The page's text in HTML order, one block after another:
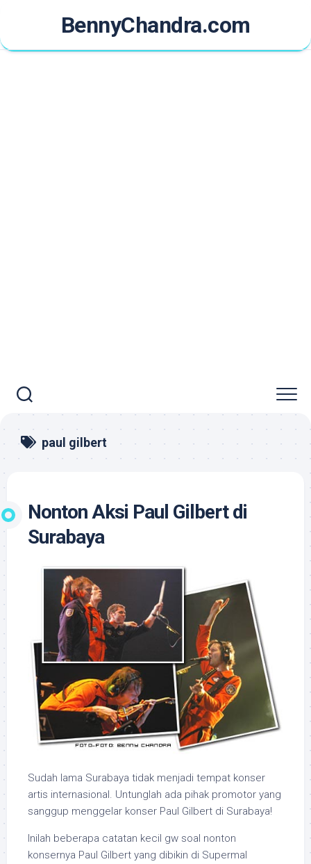
content
BennyChandra.com
paul gilbert
Nonton Aksi Paul Gilbert di
Surabaya
Sudah lama Surabaya tidak menjadi tempat konser
artis internasional. Untunglah ada pihak promotor yang
sanggup menggelar konser Paul Gilbert di Surabaya!
Inilah beberapa catatan kecil gw soal nonton
konsernya Paul Gilbert yang dibikin di Supermal